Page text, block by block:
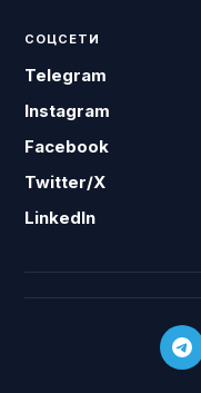
СОЦСЕТИ
Telegram
Instagram
Facebook
Twitter/X
LinkedIn